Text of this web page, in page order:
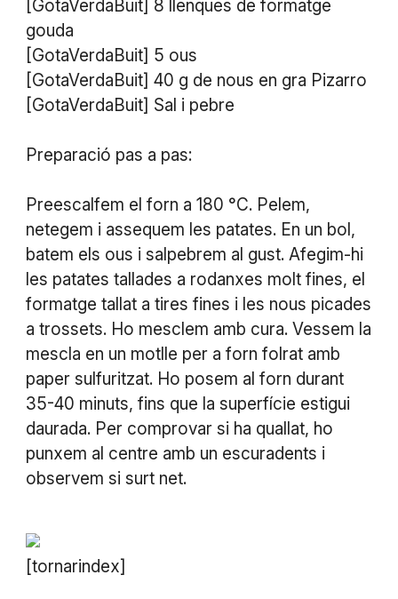
[GotaVerdaBuit] 8 llenques de formatge
gouda
[GotaVerdaBuit] 5 ous
[GotaVerdaBuit] 40 g de nous en gra Pizarro
​[GotaVerdaBuit] Sal i pebre
Preparació pas a pas:
Preescalfem el forn a 180 °C. Pelem,
netegem i assequem les patates. En un bol,
batem els ous i salpebrem al gust. Afegim-hi
les patates tallades a rodanxes molt fines, el
formatge tallat a tires fines i les nous picades
a trossets. Ho mesclem amb cura. Vessem la
mescla en un motlle per a forn folrat amb
paper sulfuritzat. Ho posem al forn durant
35-40 minuts, fins que la superfície estigui
daurada. Per comprovar si ha quallat, ho
punxem al centre amb un escuradents i
observem si surt net.
[tornarindex]